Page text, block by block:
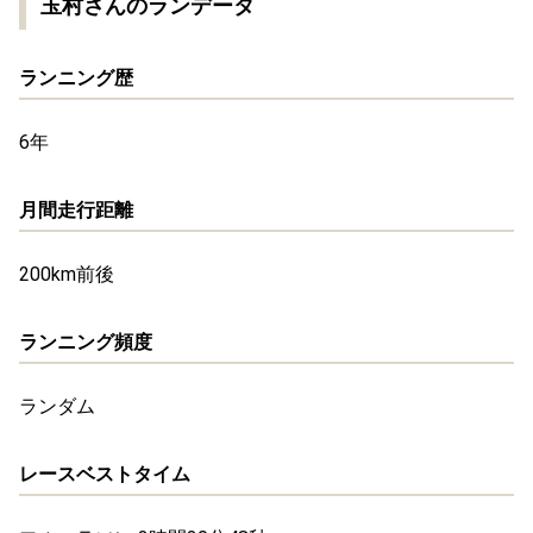
ランニング歴
6年
月間走行距離
200km前後
ランニング頻度
ランダム
レースベストタイム